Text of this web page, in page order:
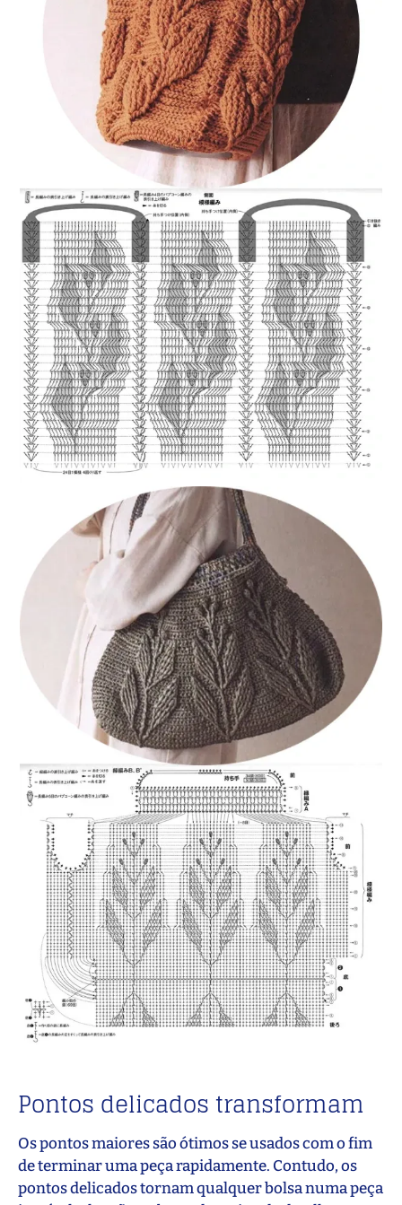
Pontos delicados transformam
Os pontos maiores são ótimos se usados com o fim
de terminar uma peça rapidamente. Contudo, os
pontos delicados tornam qualquer bolsa numa peça